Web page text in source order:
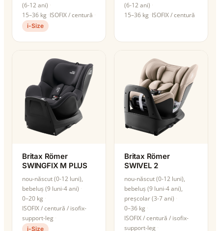
(6-12 ani)
15–36 kg ISOFIX / centură
i-Size
(6-12 ani)
15–36 kg ISOFIX / centură
Britax Römer
SWINGFIX M PLUS
nou-născut (0-12 luni),
bebeluș (9 luni-4 ani)
0–20 kg
ISOFIX / centură / isofix-
support-leg
i-Size
Britax Römer
SWIVEL 2
nou-născut (0-12 luni),
bebeluș (9 luni-4 ani),
preșcolar (3-7 ani)
0–36 kg
ISOFIX / centură / isofix-
support-leg